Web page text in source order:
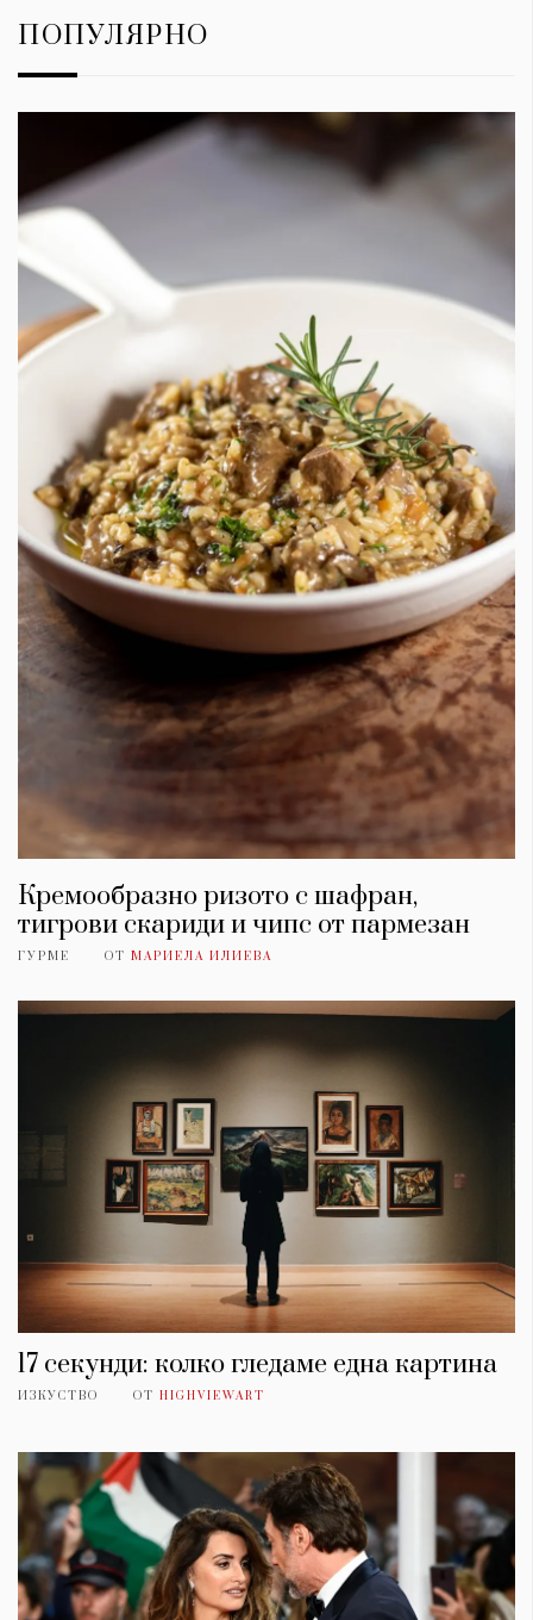
ПОПУЛЯРНО
Кремообразно ризото с шафран,
тигрови скариди и чипс от пармезан
ГУРМЕ ОТ МАРИЕЛА ИЛИЕВА
17 секунди: колко гледаме една картина
ИЗКУСТВО ОТ HIGHVIEWART